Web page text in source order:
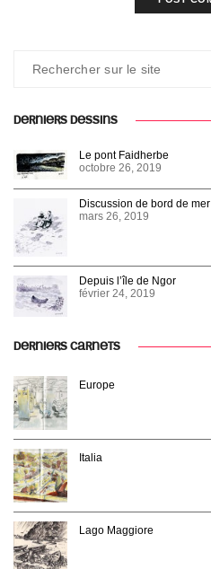
DERNIERS DESSINS
Le pont Faidherbe
octobre 26, 2019
Discussion de bord de mer
mars 26, 2019
Depuis l’île de Ngor
février 24, 2019
DERNIERS CARNETS
Europe
Italia
Lago Maggiore